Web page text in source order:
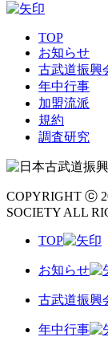
TOP
お知らせ
古武道振興
年中行事
加盟流派
規約
調査研究
COPYRIGHT ⓒ
SOCIETY ALL
TOP
お知らせ
古武道振興
年中行事